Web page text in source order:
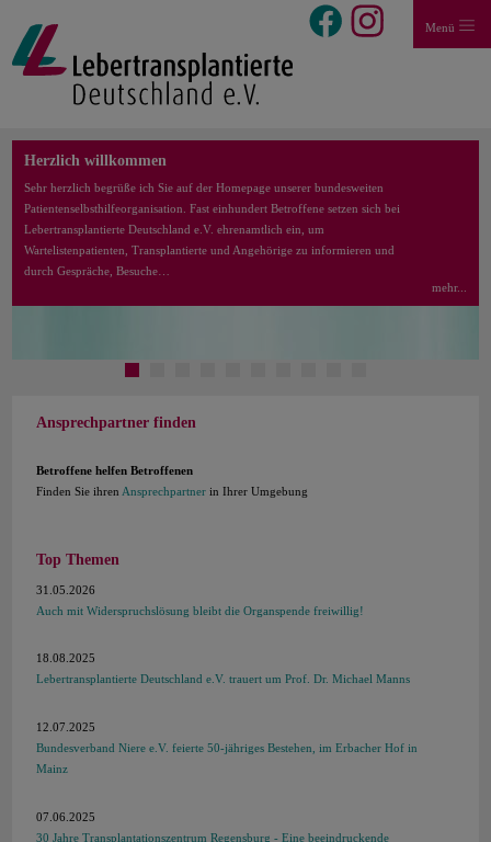
Menü
Herzlich willkommen
Sehr herzlich begrüße ich Sie auf der Homepage unserer bundesweiten
Patientenselbsthilfeorganisation. Fast einhundert Betroffene setzen sich bei
Lebertransplantierte Deutschland e.V. ehrenamtlich ein, um
Wartelistenpatienten, Transplantierte und Angehörige zu informieren und
durch Gespräche, Besuche…
mehr...
Ansprechpartner finden
Betroffene helfen Betroffenen
Finden Sie ihren Ansprechpartner in Ihrer Umgebung
Top Themen
31.05.2026
Auch mit Widerspruchslösung bleibt die Organspende freiwillig!
18.08.2025
Lebertransplantierte Deutschland e.V. trauert um Prof. Dr. Michael Manns
12.07.2025
Bundesverband Niere e.V. feierte 50-jähriges Bestehen, im Erbacher Hof in
Mainz
07.06.2025
30 Jahre Transplantationszentrum Regensburg - Eine beeindruckende